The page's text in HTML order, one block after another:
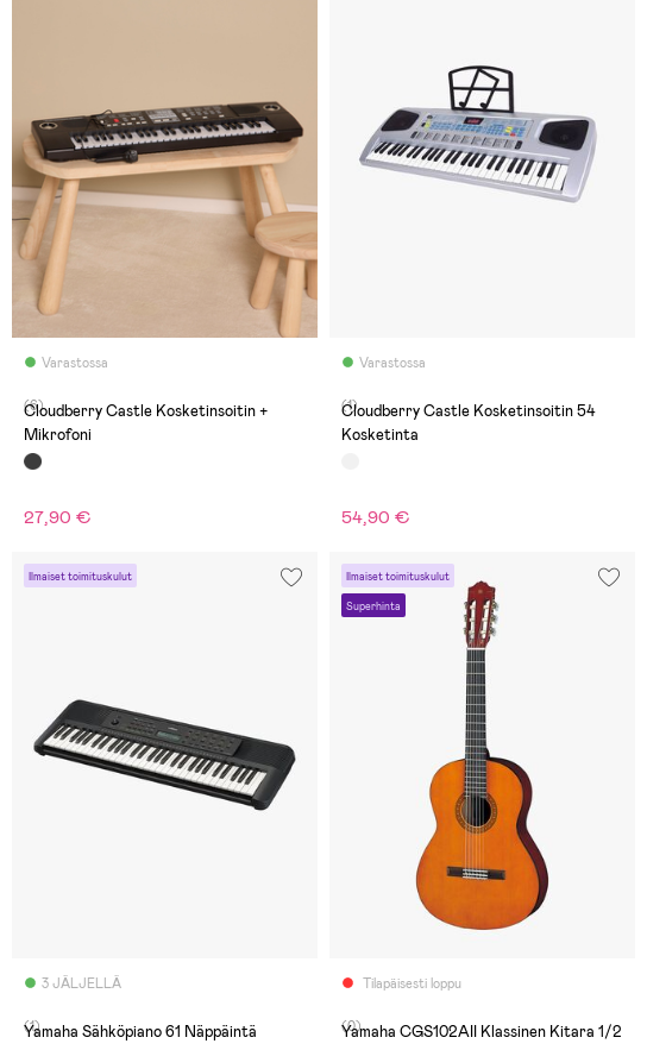
Varastossa
(6)
Cloudberry Castle Kosketinsoitin +
Mikrofoni
27,90 €
Varastossa
(1)
Cloudberry Castle Kosketinsoitin 54
Kosketinta
54,90 €
Ilmaiset toimituskulut
3 JÄLJELLÄ
(1) Yamaha Sähköpiano 61 Näppäintä
Ilmaiset toimituskulut
Superhinta
Tilapäisesti loppu
(0)
Yamaha CGS102AII Klassinen Kitara 1/2